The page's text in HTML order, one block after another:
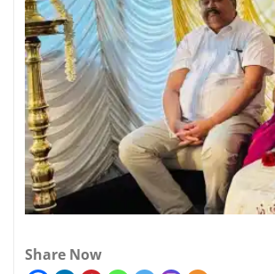
Share Now